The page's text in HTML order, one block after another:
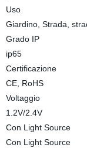
Uso
Giardino, Strada,
Grado IP
ip65
Certificazione
CE, RoHS
Voltaggio
1.2V/2.4V
Con Light Source
Con Light Source